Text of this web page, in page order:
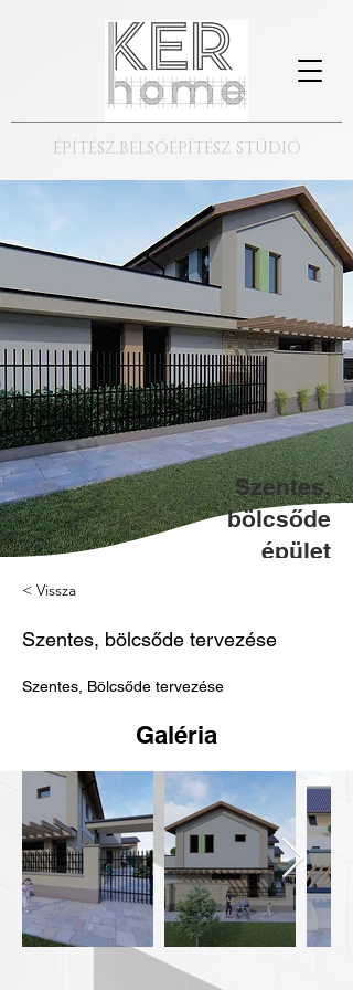
ÉPÍTÉSZ,BELSŐÉPÍTÉSZ STÚDIÓ
Szentes,
bölcsőde
épület
< Vissza
Szentes, bölcsőde tervezése
Szentes, Bölcsőde tervezése
Galéria